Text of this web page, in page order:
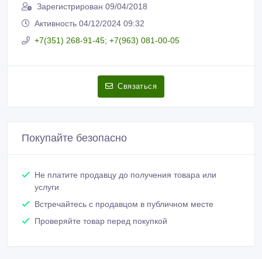
Зарегистрирован 09/04/2018
Активность 04/12/2024 09:32
+7(351) 268-91-45; +7(963) 081-00-05
Связаться
Покупайте безопасно
Не платите продавцу до получения товара или
услуги
Встречайтесь с продавцом в публичном месте
Проверяйте товар перед покупкой